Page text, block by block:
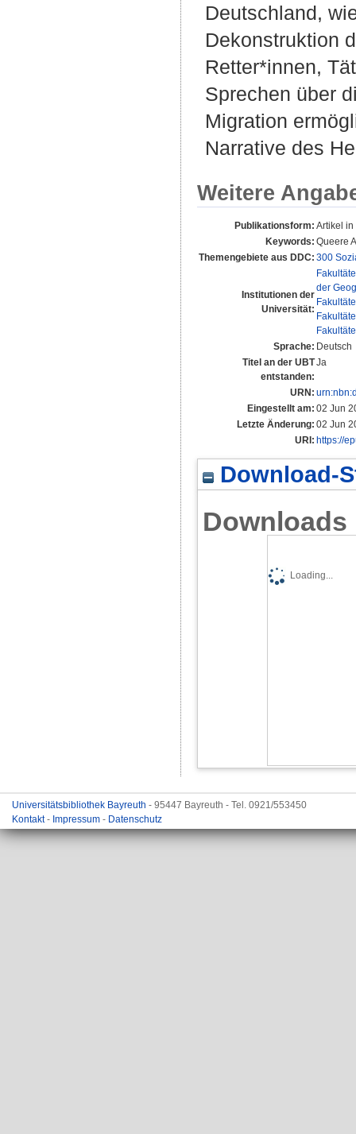
Deutschland,
Dekonstruktion
Retter*innen,
Sprechen über
Migration
Narrative des
Weitere
Publikationsform: Artikel in
Keywords: Queere
Themengebiete aus DDC: 300
Institutionen der
Universität:
der
Sprache: Deutsch
Titel an der UBT
entstanden:
Ja
URN:
Eingestellt am: 02 Jun
Letzte Änderung: 02 Jun
URI: https://
Download-
Downloads
Loading...
Universitätsbibliothek Bayreuth - 95447 Bayreuth - Tel. 0921/553450
Kontakt- Impressum - Datenschutz